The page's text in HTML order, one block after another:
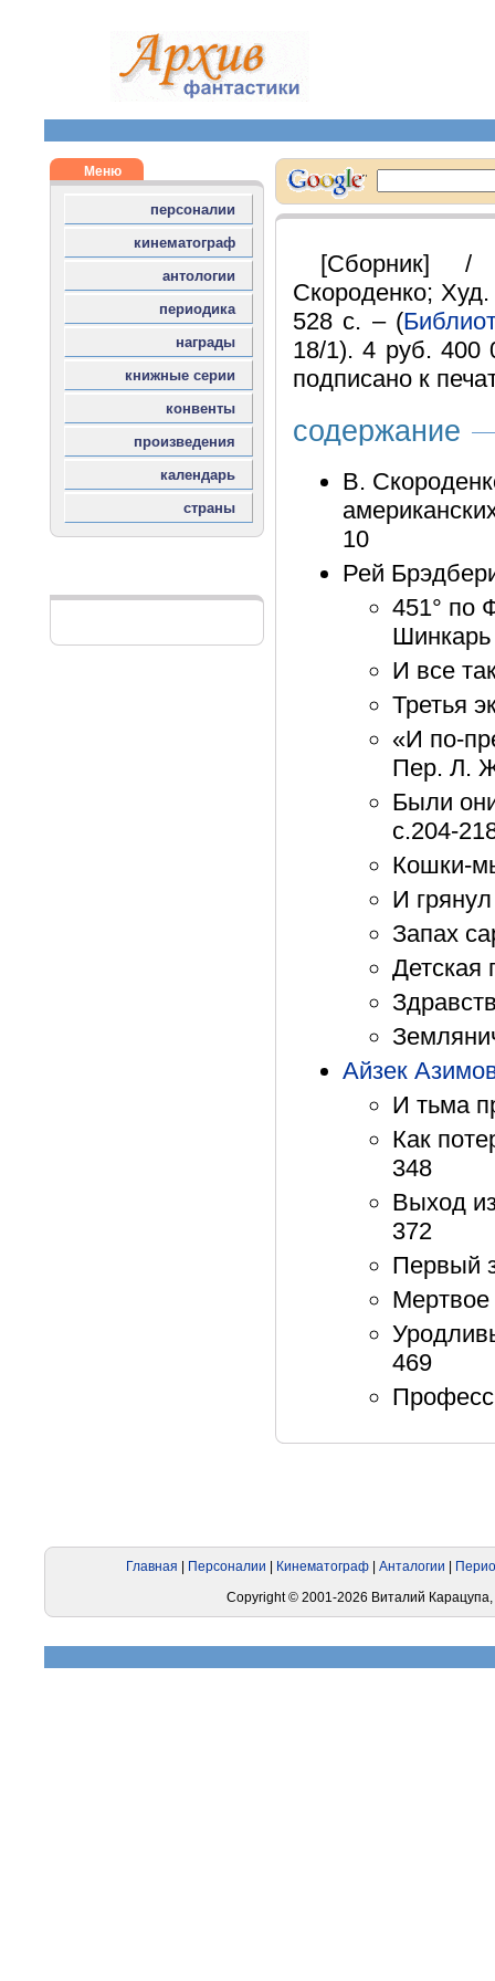
[Сборник] /
Скороденко;
528 с. – (
18/1). 4 руб. 400
подписано к
содержание
В.
10
Рей
451° по
Шинкарь
И все
Третья
«И по-
Пер. Л.
Были
с.204-
Кошки-
И
Запах
Детская
Айзек
И тьма
Как
348
Выход
372
Первый
469